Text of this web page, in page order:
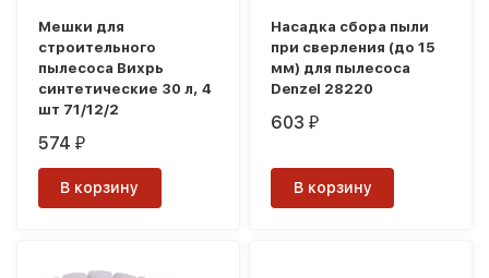
Мешки для
строительного
пылесоса Вихрь
синтетические 30 л, 4
шт 71/12/2
574₽
В корзину
Насадка сбора пыли
при сверления (до 15
мм) для пылесоса
Denzel 28220
603₽
В корзину